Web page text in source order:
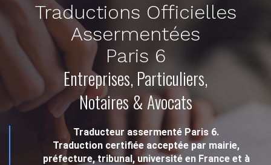
Traductions Officielles
Assermentées
Paris 6
Entreprises, Particuliers,
Notaires & Avocats
Traducteur assermenté Paris 6.
Traduction certifiée acceptée par mairie,
préfecture, tribunal, université en France et à